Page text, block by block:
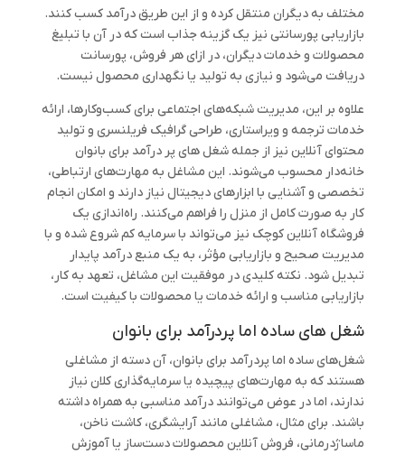
مختلف به دیگران منتقل کرده و از این طریق درآمد کسب کنند.
بازاریابی پورسانتی نیز یک گزینه جذاب است که در آن با تبلیغ
محصولات و خدمات دیگران، در ازای هر فروش، پورسانت
دریافت می‌شود و نیازی به تولید یا نگهداری محصول نیست.
علاوه بر این، مدیریت شبکه‌های اجتماعی برای کسب‌وکارها، ارائه
خدمات ترجمه و ویراستاری، طراحی گرافیک فریلنسری و تولید
محتوای آنلاین نیز از جمله شغل های پر درآمد برای بانوان
خانه‌دار محسوب می‌شوند. این مشاغل به مهارت‌های ارتباطی،
تخصصی و آشنایی با ابزارهای دیجیتال نیاز دارند و امکان انجام
کار به صورت کامل از منزل را فراهم می‌کنند. راه‌اندازی یک
فروشگاه آنلاین کوچک نیز می‌تواند با سرمایه کم شروع شده و با
مدیریت صحیح و بازاریابی مؤثر، به یک منبع درآمد پایدار
تبدیل شود. نکته کلیدی در موفقیت این مشاغل، تعهد به کار،
بازاریابی مناسب و ارائه خدمات یا محصولات با کیفیت است.
شغل های ساده اما پردرآمد برای بانوان
شغل‌های ساده اما پردرآمد برای بانوان، آن دسته از مشاغلی
هستند که به مهارت‌های پیچیده یا سرمایه‌گذاری کلان نیاز
ندارند، اما در عوض می‌توانند درآمد مناسبی به همراه داشته
باشند. برای مثال، مشاغلی مانند آرایشگری، کاشت ناخن،
ماساژدرمانی، فروش آنلاین محصولات دست‌ساز یا آموزش